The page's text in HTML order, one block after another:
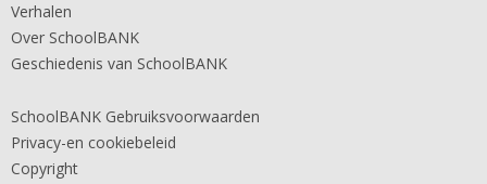
Verhalen
Over SchoolBANK
Geschiedenis van SchoolBANK
SchoolBANK Gebruiksvoorwaarden
Privacy-en cookiebeleid
Copyright